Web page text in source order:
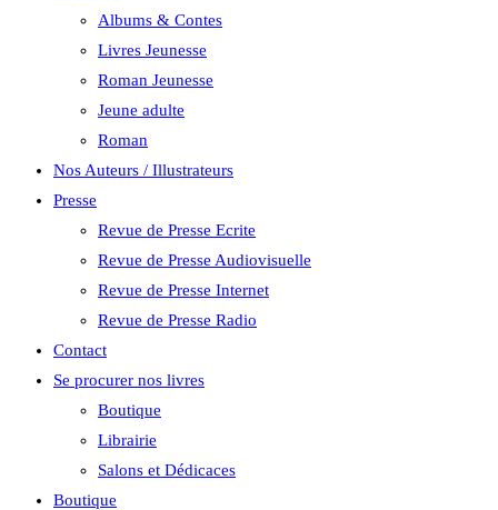
Albums & Contes
Livres Jeunesse
Roman Jeunesse
Jeune adulte
Roman
Nos Auteurs / Illustrateurs
Presse
Revue de Presse Ecrite
Revue de Presse Audiovisuelle
Revue de Presse Internet
Revue de Presse Radio
Contact
Se procurer nos livres
Boutique
Librairie
Salons et Dédicaces
Boutique